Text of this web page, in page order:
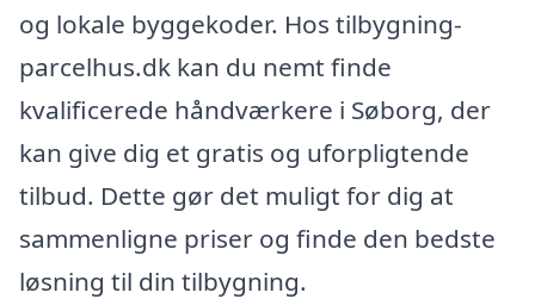
og lokale byggekoder. Hos tilbygning-
parcelhus.dk kan du nemt finde
kvalificerede håndværkere i Søborg, der
kan give dig et gratis og uforpligtende
tilbud. Dette gør det muligt for dig at
sammenligne priser og finde den bedste
løsning til din tilbygning.